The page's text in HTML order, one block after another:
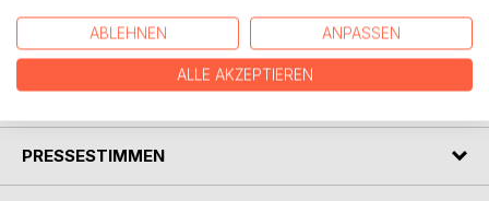
Zuckerguss die Fortsetzung der Abenteuer von Hopsi, der
allerersten Weihnachtshäsin.
AUTOR/IN
PRESSESTIMMEN
ABLEHNEN ANPASSEN
ALLE AKZEPTIEREN